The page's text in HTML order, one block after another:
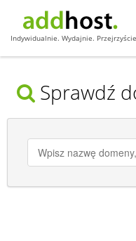
Indywidualnie. Wydajnie.
Sprawdź